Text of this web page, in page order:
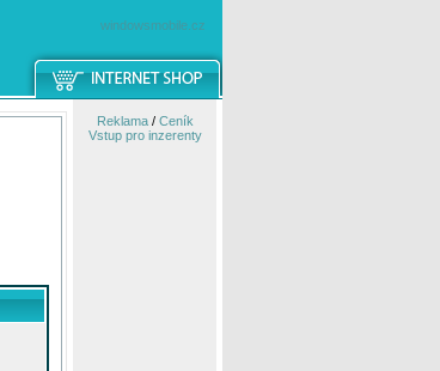
windowsmobile.cz
Reklama/ Ceník
Vstup pro inzerenty